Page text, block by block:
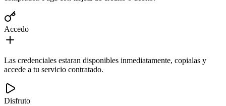
Accedo
Las credenciales estaran disponibles inmediatamente, copialas y
accede a tu servicio contratado.
Disfruto